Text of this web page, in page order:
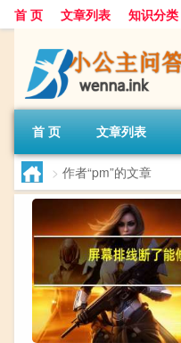
首 页 文章列表 知识分类
首 页 文章列表
> 作者“pm”的文章